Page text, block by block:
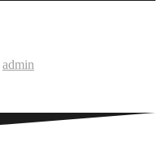
admin